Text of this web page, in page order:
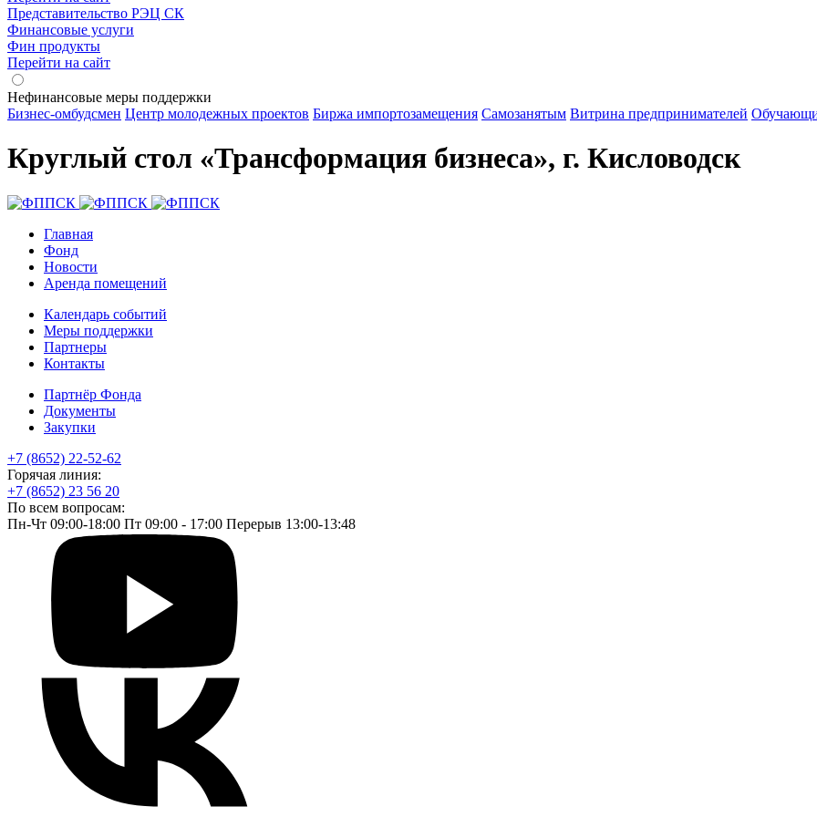
Представительство РЭЦ СК
Финансовые услуги
Фин продукты
Перейти на сайт
Нефинансовые меры поддержки
Бизнес-омбудсмен Центр молодежных проектов Биржа импортозамещения Cамозанятым Витрина предпринимателей
Круглый стол «Трансформация бизнеса», г. Кисловодск
Главная
Фонд
Новости
Аренда помещений
Календарь событий
Меры поддержки
Партнеры
Контакты
Партнёр Фонда
Документы
Закупки
+7 (8652) 22-52-62
Горячая линия:
+7 (8652) 23 56 20
По всем вопросам:
Пн-Чт 09:00-18:00 Пт 09:00 - 17:00 Перерыв 13:00-13:48